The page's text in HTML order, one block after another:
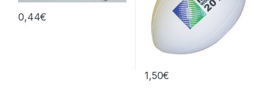
0,44€
1,50€